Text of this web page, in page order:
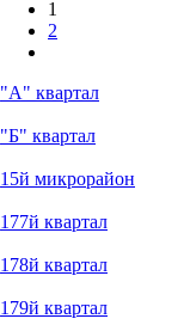
1
2
"А" квартал
"Б" квартал
15й микрорайон
177й квартал
178й квартал
179й квартал